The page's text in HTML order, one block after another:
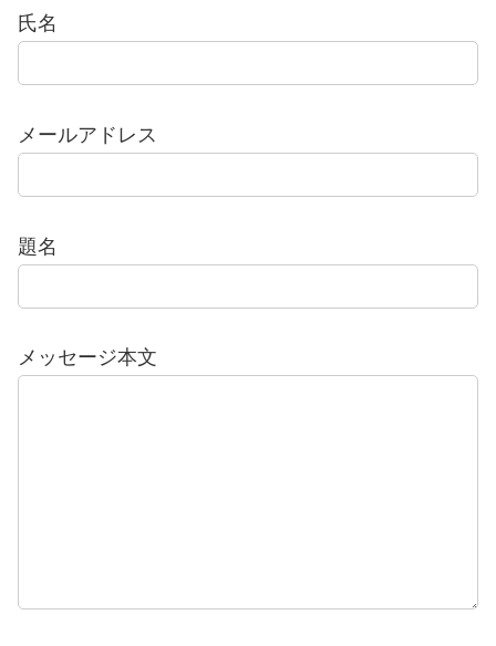
氏名
メールアドレス
題名
メッセージ本文